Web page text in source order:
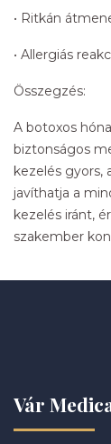
• Ritkán
• Allergiás
Összegzés:
A botoxos
biztonságos
kezelés gyors,
javíthatja a
kezelés iránt,
szakember
Vár